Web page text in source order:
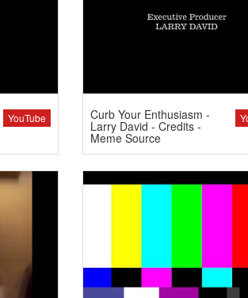
YouTube Curb Your Enthusiasm -
Larry David - Credits -
Meme Source